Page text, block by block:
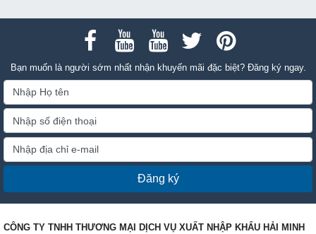
Bạn muốn là người sớm nhất nhận khuyến mãi đặc biệt? Đăng ký ngay.
Đăng ký
CÔNG TY TNHH THƯƠNG MẠI DỊCH VỤ XUẤT NHẬP KHẨU HẢI MINH